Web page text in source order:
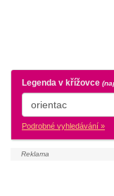
Legenda v křížovce
Podrobné vyhledávání »